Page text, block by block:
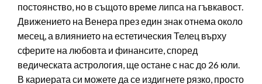
постоянство, но в същото време липса на гъвкавост.
Движението на Венера през един знак отнема около
месец, а влиянието на естетическия Телец върху
сферите на любовта и финансите, според
ведическата астрология, ще остане с нас до 26 юли.
В кариерата си можете да се издигнете рязко, просто